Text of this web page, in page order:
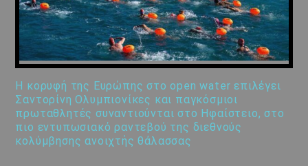
Η κορυφή της Ευρώπης στο open water επιλέγει
Σαντορίνη Ολυμπιονίκες και παγκόσμιοι
πρωταθλητές συναντιούνται στο Ηφαίστειο, στο
πιο εντυπωσιακό ραντεβού της διεθνούς
κολύμβησης ανοιχτής θάλασσας